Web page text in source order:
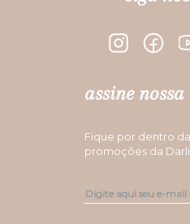
assine
Fique por dentro
promoções da